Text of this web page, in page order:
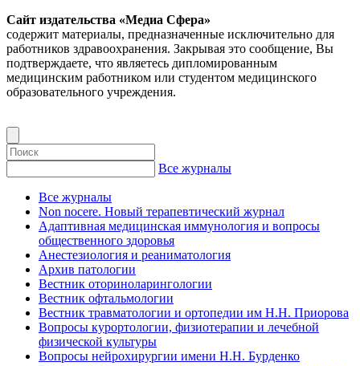
Сайт издательства «Медиа Сфера»
содержит материалы, предназначенные исключительно для
работников здравоохранения. Закрывая это сообщение, Вы
подтверждаете, что являетесь дипломированным
медицинским работником или студентом медицинского
образовательного учреждения.
Все журналы
Все журналы
Non nocere. Новый терапевтический журнал
Адаптивная медицинская иммунология и вопросы
общественного здоровья
Анестезиология и реаниматология
Архив патологии
Вестник оториноларингологии
Вестник офтальмологии
Вестник травматологии и ортопедии им Н.Н. Приорова
Вопросы курортологии, физиотерапии и лечебной
физической культуры
Вопросы нейрохирургии имени Н.Н. Бурденко